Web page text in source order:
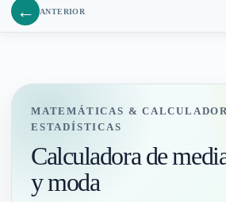
← ANTERIOR
MATEMÁTICAS &
ESTADÍSTICAS
Calculadora de
y moda